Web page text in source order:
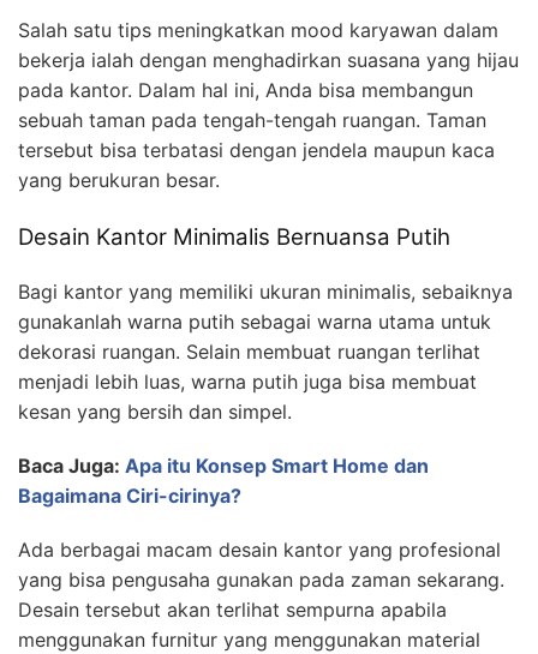
Salah satu tips meningkatkan mood karyawan dalam
bekerja ialah dengan menghadirkan suasana yang hijau
pada kantor. Dalam hal ini, Anda bisa membangun
sebuah taman pada tengah-tengah ruangan. Taman
tersebut bisa terbatasi dengan jendela maupun kaca
yang berukuran besar.
Desain Kantor Minimalis Bernuansa Putih
Bagi kantor yang memiliki ukuran minimalis, sebaiknya
gunakanlah warna putih sebagai warna utama untuk
dekorasi ruangan. Selain membuat ruangan terlihat
menjadi lebih luas, warna putih juga bisa membuat
kesan yang bersih dan simpel.
Baca Juga: Apa itu Konsep Smart Home dan
Bagaimana Ciri-cirinya?
Ada berbagai macam desain kantor yang profesional
yang bisa pengusaha gunakan pada zaman sekarang.
Desain tersebut akan terlihat sempurna apabila
menggunakan furnitur yang menggunakan material